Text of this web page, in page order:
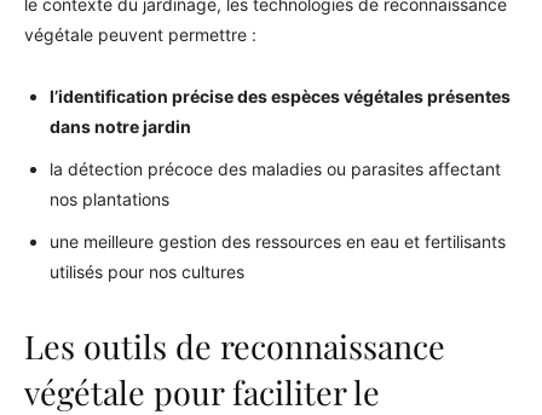
le contexte du jardinage, les technologies de reconnaissance
végétale peuvent permettre :
l’identification précise des espèces végétales présentes
dans notre jardin
la détection précoce des maladies ou parasites affectant
nos plantations
une meilleure gestion des ressources en eau et fertilisants
utilisés pour nos cultures
Les outils de reconnaissance
végétale pour faciliter le